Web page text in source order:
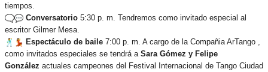
tiempos.
Conversatorio 5:30 p. m. Tendremos como invitado especial al
escritor Gilmer Mesa.
Espectáculo de baile 7:00 p. m. A cargo de la Compañia ArTango ,
como invitados especiales se tendrá a Sara Gómez y Felipe
González actuales campeones del Festival Internacional de Tango Ciudad